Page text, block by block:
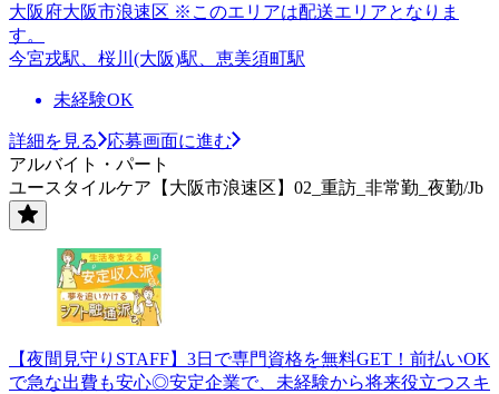
大阪府大阪市浪速区 ※このエリアは配送エリアとなりま
す。
今宮戎駅、桜川(大阪)駅、恵美須町駅
未経験OK
詳細を見る
応募画面に進む
アルバイト・パート
ユースタイルケア【大阪市浪速区】02_重訪_非常勤_夜勤/Jb
【夜間見守りSTAFF】3日で専門資格を無料GET！前払いOK
で急な出費も安心◎安定企業で、未経験から将来役立つスキ